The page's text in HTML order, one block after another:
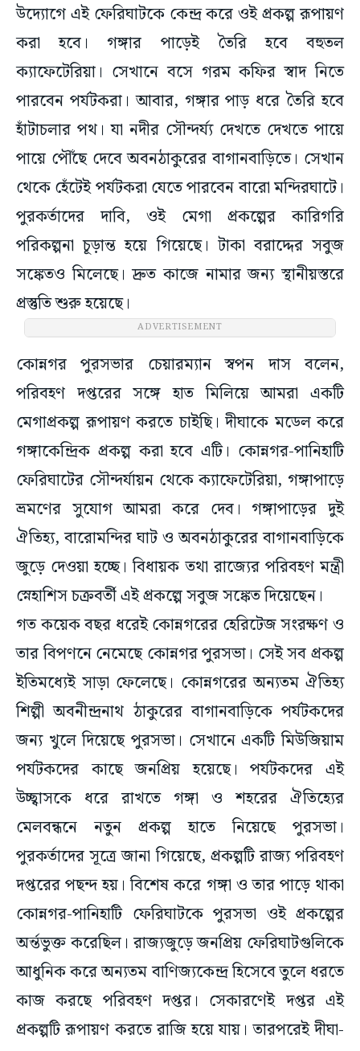
উদ্যোগে এই ফেরিঘাটকে কেন্দ্র করে ওই প্রকল্প রূপায়ণ
করা হবে। গঙ্গার পাড়েই তৈরি হবে বহুতল
ক্যাফেটেরিয়া। সেখানে বসে গরম কফির স্বাদ নিতে
পারবেন পর্যটকরা। আবার, গঙ্গার পাড় ধরে তৈরি হবে
হাঁটাচলার পথ। যা নদীর সৌন্দর্য্য দেখতে দেখতে পায়ে
পায়ে পৌঁছে দেবে অবনঠাকুরের বাগানবাড়িতে। সেখান
থেকে হেঁটেই পর্যটকরা যেতে পারবেন বারো মন্দিরঘাটে।
পুরকর্তাদের দাবি, ওই মেগা প্রকল্পের কারিগরি
পরিকল্পনা চূড়ান্ত হয়ে গিয়েছে। টাকা বরাদ্দের সবুজ
সঙ্কেতও মিলেছে। দ্রুত কাজে নামার জন্য স্থানীয়স্তরে
প্রস্তুতি শুরু হয়েছে।
কোন্নগর পুরসভার চেয়ারম্যান স্বপন দাস বলেন,
পরিবহণ দপ্তরের সঙ্গে হাত মিলিয়ে আমরা একটি
মেগাপ্রকল্প রূপায়ণ করতে চাইছি। দীঘাকে মডেল করে
গঙ্গাকেন্দ্রিক প্রকল্প করা হবে এটি। কোন্নগর-পানিহাটি
ফেরিঘাটের সৌন্দর্যায়ন থেকে ক্যাফেটেরিয়া, গঙ্গাপাড়ে
ভ্রমণের সুযোগ আমরা করে দেব। গঙ্গাপাড়ের দুই
ঐতিহ্য, বারোমন্দির ঘাট ও অবনঠাকুরের বাগানবাড়িকে
জুড়ে দেওয়া হচ্ছে। বিধায়ক তথা রাজ্যের পরিবহণ মন্ত্রী
স্নেহাশিস চক্রবর্তী এই প্রকল্পে সবুজ সঙ্কেত দিয়েছেন।
গত কয়েক বছর ধরেই কোন্নগরের হেরিটেজ সংরক্ষণ ও
তার বিপণনে নেমেছে কোন্নগর পুরসভা। সেই সব প্রকল্প
ইতিমধ্যেই সাড়া ফেলেছে। কোন্নগরের অন্যতম ঐতিহ্য
শিল্পী অবনীন্দ্রনাথ ঠাকুরের বাগানবাড়িকে পর্যটকদের
জন্য খুলে দিয়েছে পুরসভা। সেখানে একটি মিউজিয়াম
পর্যটকদের কাছে জনপ্রিয় হয়েছে। পর্যটকদের এই
উচ্ছ্বাসকে ধরে রাখতে গঙ্গা ও শহরের ঐতিহ্যের
মেলবন্ধনে নতুন প্রকল্প হাতে নিয়েছে পুরসভা।
পুরকর্তাদের সূত্রে জানা গিয়েছে, প্রকল্পটি রাজ্য পরিবহণ
দপ্তরের পছন্দ হয়। বিশেষ করে গঙ্গা ও তার পাড়ে থাকা
কোন্নগর-পানিহাটি ফেরিঘাটকে পুরসভা ওই প্রকল্পের
অর্ন্তভুক্ত করেছিল। রাজ্যজুড়ে জনপ্রিয় ফেরিঘাটগুলিকে
আধুনিক করে অন্যতম বাণিজ্যকেন্দ্র হিসেবে তুলে ধরতে
কাজ করছে পরিবহণ দপ্তর। সেকারণেই দপ্তর এই
প্রকল্পটি রূপায়ণ করতে রাজি হয়ে যায়। তারপরেই দীঘা-
মডেল সামনে আসে।